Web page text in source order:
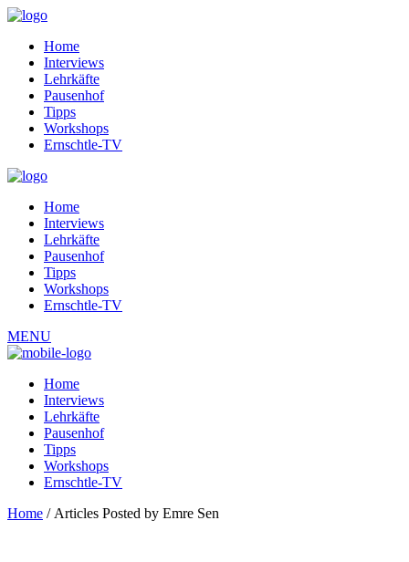
Home
Interviews
Lehrkäfte
Pausenhof
Tipps
Workshops
Ernschtle-TV
Home
Interviews
Lehrkäfte
Pausenhof
Tipps
Workshops
Ernschtle-TV
MENU
Home
Interviews
Lehrkäfte
Pausenhof
Tipps
Workshops
Ernschtle-TV
Home / Articles Posted by Emre Sen